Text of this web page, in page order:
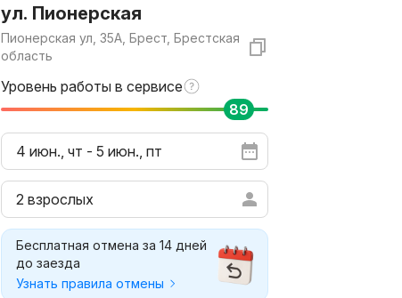
ул. Пионерская
Пионерская ул, 35А, Брест, Брестская
область
Уровень работы в сервисе
89
4 июн., чт - 5 июн., пт
2 взрослых
Бесплатная отмена за 14 дней
до заезда
Узнать правила отмены